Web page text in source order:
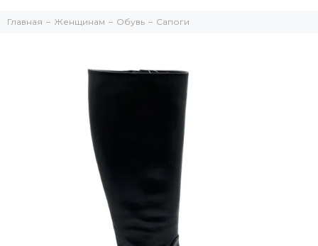
Главная Женщинам Обувь Сапоги